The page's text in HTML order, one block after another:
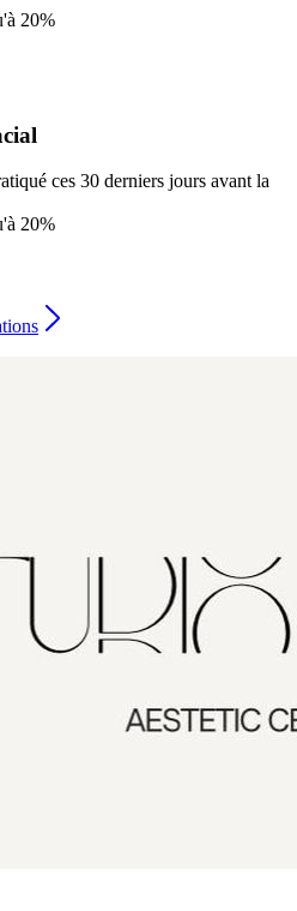
20%
ces 30 derniers jours avant la
20%